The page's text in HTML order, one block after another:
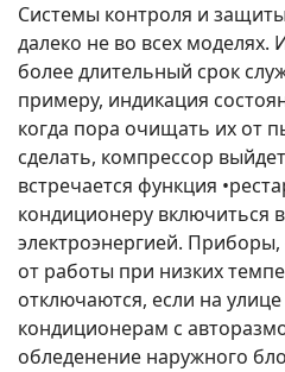
Системы контроля и
далеко не во всех моделях.
более длительный срок
примеру, индикация
когда пора очищать их от
сделать, компрессор
встречается функция
кондиционеру включиться
электроэнергией.
от работы при низких
отключаются, если на
кондиционерам с
обледенение наружного